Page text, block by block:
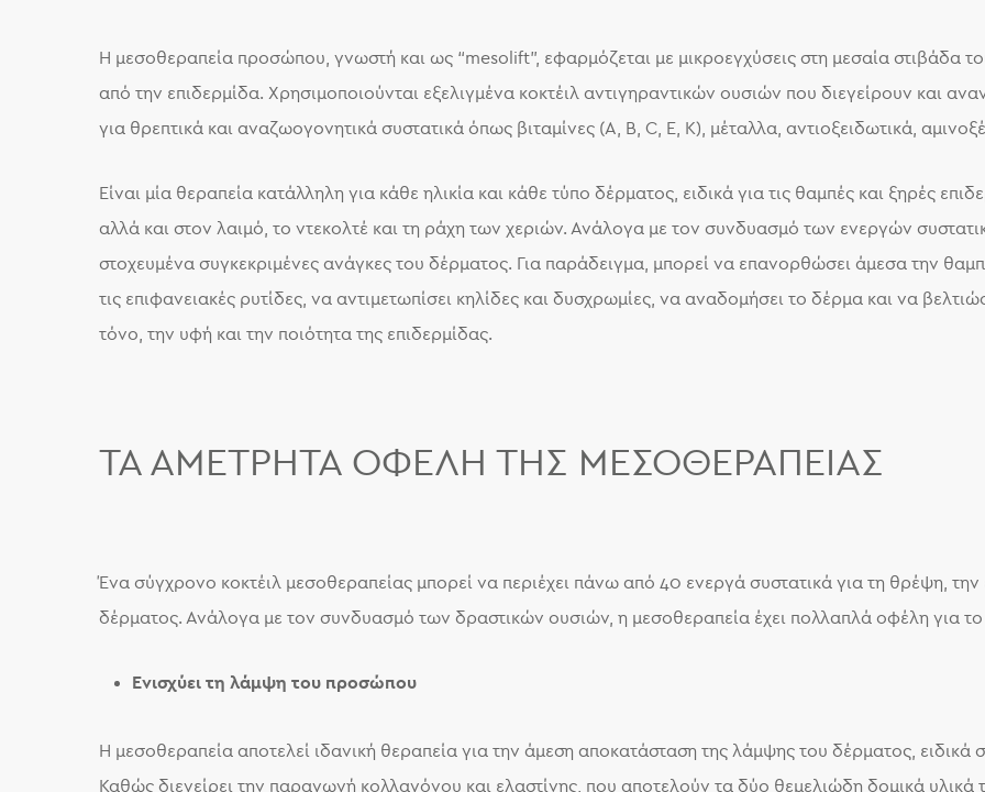
Η μεσοθεραπεία προσώπου, γνωστή και ως “mesolift”, εφαρμόζεται με μικροεγχύσεις στη μεσαία στιβάδα
από την επιδερμίδα. Χρησιμοποιούνται εξελιγμένα κοκτέιλ αντιγηραντικών ουσιών που διεγείρουν και
για θρεπτικά και αναζωογονητικά συστατικά όπως βιταμίνες (A, B, C, E, K), μέταλλα, αντιοξειδωτικά,
Είναι μία θεραπεία κατάλληλη για κάθε ηλικία και κάθε τύπο δέρματος, ειδικά για τις θαμπές και ξηρές
αλλά και στον λαιμό, το ντεκολτέ και τη ράχη των χεριών. Ανάλογα με τον συνδυασμό των ενεργών
στοχευμένα συγκεκριμένες ανάγκες του δέρματος. Για παράδειγμα, μπορεί να επανορθώσει άμεσα την
τις επιφανειακές ρυτίδες, να αντιμετωπίσει κηλίδες και δυσχρωμίες, να αναδομήσει το δέρμα και να
τόνο, την υφή και την ποιότητα της επιδερμίδας.
ΤΑ ΑΜΈΤΡΗΤΑ ΟΦΈΛΗ ΤΗΣ ΜΕΣΟΘΕΡΑΠΕΊΑΣ
Ένα σύγχρονο κοκτέιλ μεσοθεραπείας μπορεί να περιέχει πάνω από 40 ενεργά συστατικά για τη θρέψη,
δέρματος. Ανάλογα με τον συνδυασμό των δραστικών ουσιών, η μεσοθεραπεία έχει πολλαπλά οφέλη για
Ενισχύει τη λάμψη του προσώπου
Η μεσοθεραπεία αποτελεί ιδανική θεραπεία για την άμεση αποκατάσταση της λάμψης του δέρματος,
Καθώς διεγείρει την παραγωγή κολλαγόνου και ελαστίνης, που αποτελούν τα δύο θεμελιώδη δομικά